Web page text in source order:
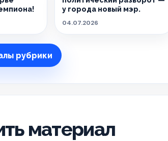
у города новый мэр.
04.07.2026
рубрики
материал